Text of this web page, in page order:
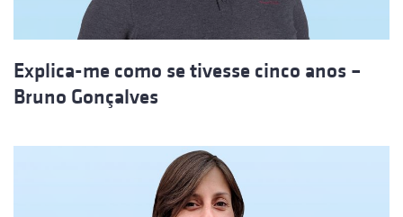
Explica-me como se tivesse cinco anos –
Bruno Gonçalves